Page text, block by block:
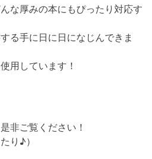
な厚みの本にもぴったり対応す
る手に日に日になじんできま
用しています！
非ご覧ください！
り♪）